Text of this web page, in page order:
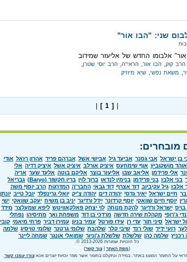
שני: "הבו אור"
אלבומו החדש של אליעזר שמידוב
הרב קוק הבו אור הראי"ה הרב יוסי שטרן
משאת נפשי שיא מיוזיק
[ 1 ]
מובחרים:
בן ישראל אבי גסנר אביעד גיל אבישי אשל אברהם פריד אהרון רזאל אודי
אוהד מושקוביץ אוף שימחעס איציק אורלב איציק אשל איציק דדיה אלי
אלי פרידמן אליאב שבו אליעזר בוצר אליקם בוטה אלעד שער אריה
בני אלבז בני פרידמן בנימין לנדאו ברוך לוין בריו חקשור (Baryo)
גבריאל
אלבז גיל עקיביוב דוד אצרף דוד גבאי החבר'ה המדרגות הרב יוסף משה
בר חיים ישראל יאיר גדסי יהודה דים יהודה צ'יק יואלי גרינפלד יובל טייב יונתן
יוסף חיים שוואקי יוסף קרדונר יידל ורדיגר יניב בן משיח יעקב שוואקי ישי
ישראל ורדיגר להקת מנוחה לוי יצחק פאלקאוויטש ליפא שמעלצר מידד
ג'רופי מקהלת שירה חדשה מרדכי בן דוד משפחת ואך מתיסיהו נפתלי
ישראל סיני תור עדי רן עידו פורטל עמיר בניון עמירן דביר פרחי מיאמי קובי
רועי ידיד שולי רנד שיבי קלר שלהבת שלומי גרטנר שלומי טויסיג שלמה
רכניץ שלמה כהן שלשלת שלשלת ג'וניור שמואלי אונגר שמחה ליינר
כל הזכויות שמורות 2013-2026 ©.
(מפת האתר |צור קשר)
על החומר המוצג באתר. במידה ונתקלם בחומר אשר מפר זכויות יוצרים אנאצורו עמנו קשר.